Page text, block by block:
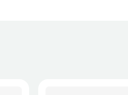
devolvidos.